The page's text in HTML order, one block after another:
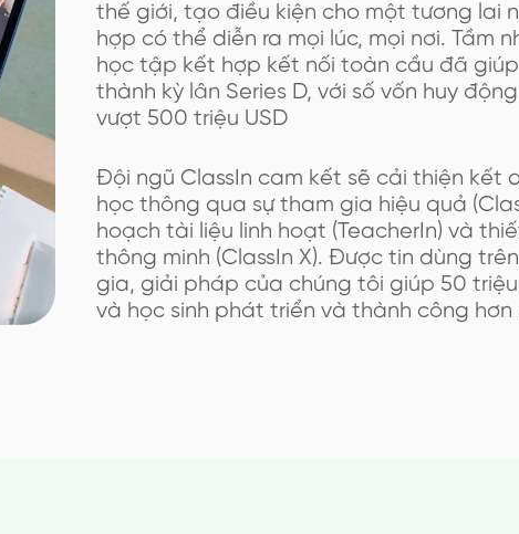
thế giới, tạo điều kiện cho một tương lai
hợp có thể diễn ra mọi lúc, mọi nơi. Tầm
học tập kết hợp kết nối toàn cầu đã
thành kỳ lân Series D, với số vốn huy
vượt 500 triệu USD
Đội ngũ ClassIn cam kết sẽ cải thiện kết
học thông qua sự tham gia hiệu quả
hoạch tài liệu linh hoạt (TeacherIn) và
thông minh (ClassIn X). Được tin dùng
gia, giải pháp của chúng tôi giúp 50
và học sinh phát triển và thành công hơn